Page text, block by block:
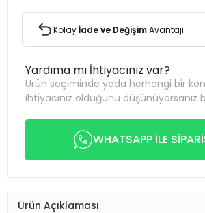
Kolayİade ve DeğişimAvantajı
Yardıma mı İhtiyacınız var?
Ürün seçiminde yada herhangi bir
ihtiyacınız olduğunu düşünüyorsanız
WHATSAPP İLE
Ürün Açıklaması